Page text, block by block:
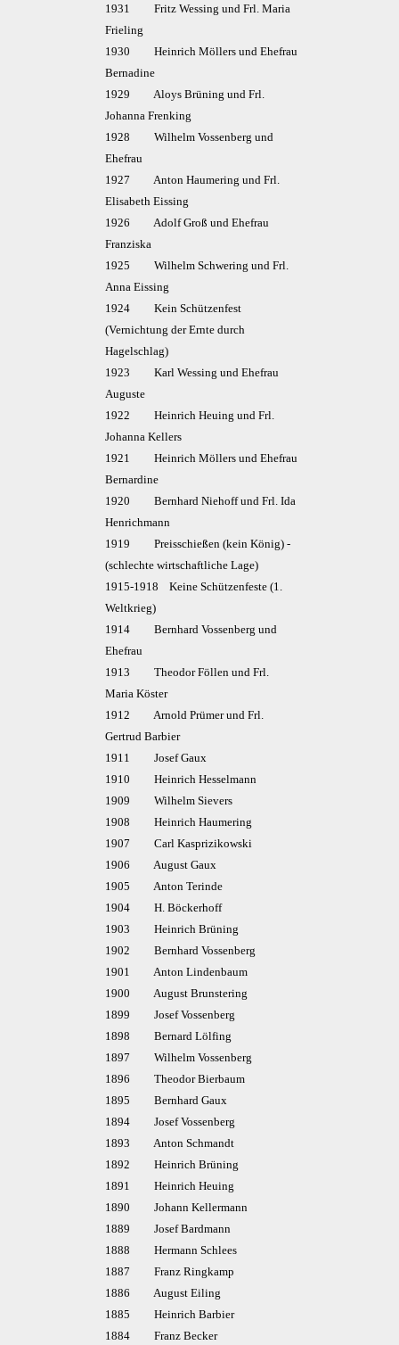
1931 Fritz Wessing und Frl. Maria
Frieling
1930 Heinrich Möllers und Ehefrau
Bernadine
1929 Aloys Brüning und Frl.
Johanna Frenking
1928 Wilhelm Vossenberg und
Ehefrau
1927 Anton Haumering und Frl.
Elisabeth Eissing
1926 Adolf Groß und Ehefrau
Franziska
1925 Wilhelm Schwering und Frl.
Anna Eissing
1924 Kein Schützenfest
(Vernichtung der Ernte durch
Hagelschlag)
1923 Karl Wessing und Ehefrau
Auguste
1922 Heinrich Heuing und Frl.
Johanna Kellers
1921 Heinrich Möllers und Ehefrau
Bernardine
1920 Bernhard Niehoff und Frl. Ida
Henrichmann
1919 Preisschießen (kein König) -
(schlechte wirtschaftliche Lage)
1915-1918 Keine Schützenfeste (1.
Weltkrieg)
1914 Bernhard Vossenberg und
Ehefrau
1913 Theodor Föllen und Frl.
Maria Köster
1912 Arnold Prümer und Frl.
Gertrud Barbier
1911 Josef Gaux
1910 Heinrich Hesselmann
1909 Wilhelm Sievers
1908 Heinrich Haumering
1907 Carl Kasprizikowski
1906 August Gaux
1905 Anton Terinde
1904 H. Böckerhoff
1903 Heinrich Brüning
1902 Bernhard Vossenberg
1901 Anton Lindenbaum
1900 August Brunstering
1899 Josef Vossenberg
1898 Bernard Lölfing
1897 Wilhelm Vossenberg
1896 Theodor Bierbaum
1895 Bernhard Gaux
1894 Josef Vossenberg
1893 Anton Schmandt
1892 Heinrich Brüning
1891 Heinrich Heuing
1890 Johann Kellermann
1889 Josef Bardmann
1888 Hermann Schlees
1887 Franz Ringkamp
1886 August Eiling
1885 Heinrich Barbier
1884 Franz Becker